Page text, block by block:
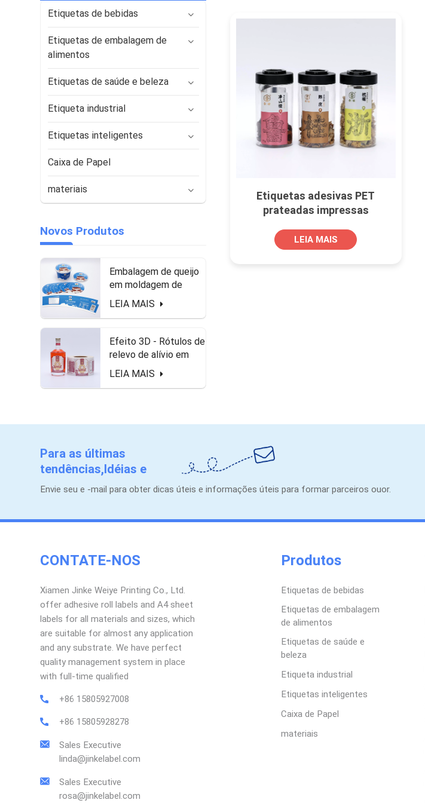
Etiquetas de bebidas
Etiquetas de embalagem de
alimentos
Etiquetas de saúde e beleza
Etiqueta industrial
Etiquetas inteligentes
Caixa de Papel
materiais
Novos Produtos
Embalagem de queijo
em moldagem de
queijo freezer à prova
d'água e rótulos
LEIA MAIS
Efeito 3D - Rótulos de
relevo de alívio em
forma de roll para
garrafa de licor
LEIA MAIS
Etiquetas adesivas PET
prateadas impressas
plásticas
LEIA MAIS
Para as últimas
tendências,Idéias e
promoções.
Envie seu e -mail para obter dicas úteis e informações úteis para formar parceiros ouor.
CONTATE-NOS
Xiamen Jinke Weiye Printing Co., Ltd.
offer adhesive roll labels and A4 sheet
labels for all materials and sizes, which
are suitable for almost any application
and any substrate. We have perfect
quality management system in place
with full-time qualified
+86 15805927008
+86 15805928278
Sales Executive
linda@jinkelabel.com
Sales Executive
rosa@jinkelabel.com
Produtos
Etiquetas de bebidas
Etiquetas de embalagem
de alimentos
Etiquetas de saúde e
beleza
Etiqueta industrial
Etiquetas inteligentes
Caixa de Papel
materiais